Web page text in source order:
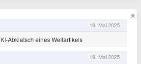
19. Mai 2025
Abklatsch eines Weltartikels
19. Mai 2025